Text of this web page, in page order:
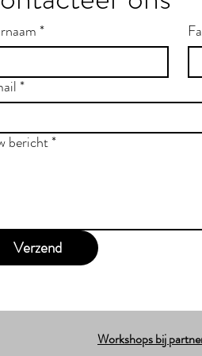
*
*
bericht*
Verzend
Workshops bij